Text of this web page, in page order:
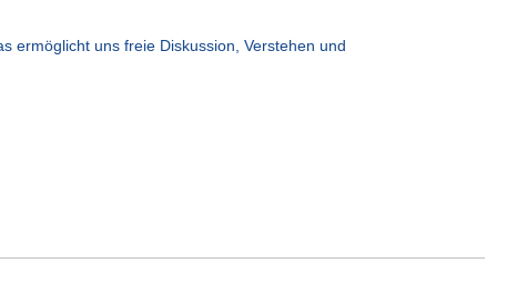
ermöglicht uns freie Diskussion, Verstehen und